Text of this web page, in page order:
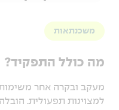
משכנתאות
מה כולל התפקיד?
מעקב ובקרה אחר משימות
למצוינות תפעולית.